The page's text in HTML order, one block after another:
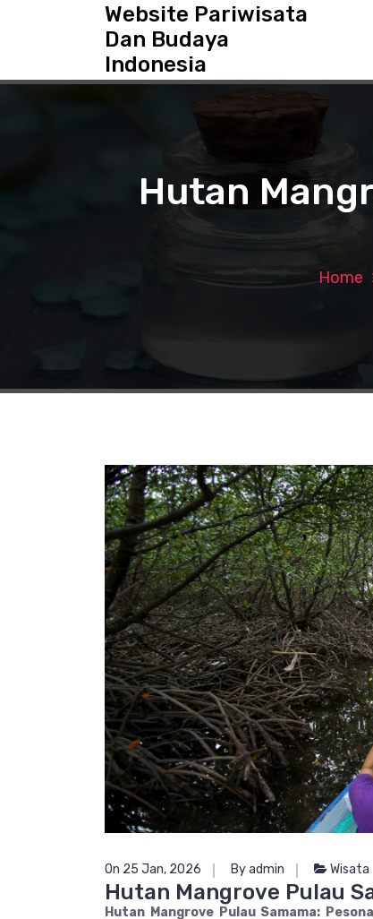
t
Website Pariwisata
Dan Budaya
Indonesia
Hutan
Home
On 25 Jan, 2026 By admin Wisata
Hutan Mangrove Pulau
Hutan Mangrove Pulau Samama: